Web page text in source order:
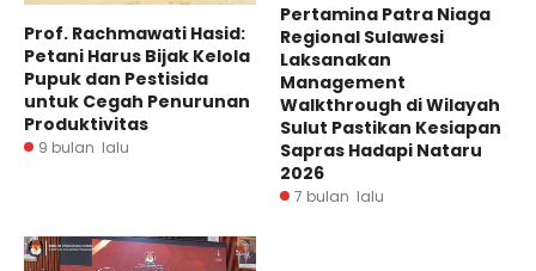
Prof. Rachmawati Hasid:
Petani Harus Bijak Kelola
Pupuk dan Pestisida
untuk Cegah Penurunan
Produktivitas
9 bulan lalu
Pertamina Patra Niaga
Regional Sulawesi
Laksanakan
Management
Walkthrough di Wilayah
Sulut Pastikan Kesiapan
Sapras Hadapi Nataru
2026
7 bulan lalu